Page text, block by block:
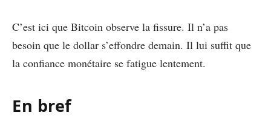
C’est ici que Bitcoin observe la fissure. Il n’a pas
besoin que le dollar s’effondre demain. Il lui suffit que
la confiance monétaire se fatigue lentement.
En bref